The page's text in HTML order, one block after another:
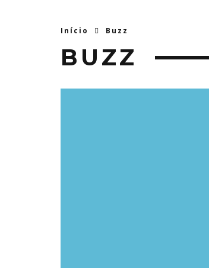
Início Buzz
BUZZ